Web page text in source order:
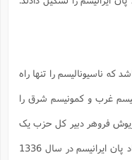
ناسیونالیسم را تنها راه
غرب و کمونیسم شرق را
فروهر دبیر کل حزب یک
بار در تجدید سازمان حزب ملت ایران بر بنیاد پان ایرانیسم در سال 1336